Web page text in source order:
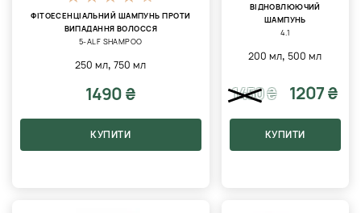
ФІТОЕСЕНЦІАЛЬНИЙ ШАМПУНЬ ПРОТИ
ВИПАДАННЯ ВОЛОССЯ
5-ALF SHAMPOO
250 мл,750 мл
1490 ₴
КУПИТИ
ВІДНОВЛЮЮЧИЙ
ШАМПУНЬ
4.1
200 мл, 500 мл
1450₴ 1207 ₴
КУПИТИ